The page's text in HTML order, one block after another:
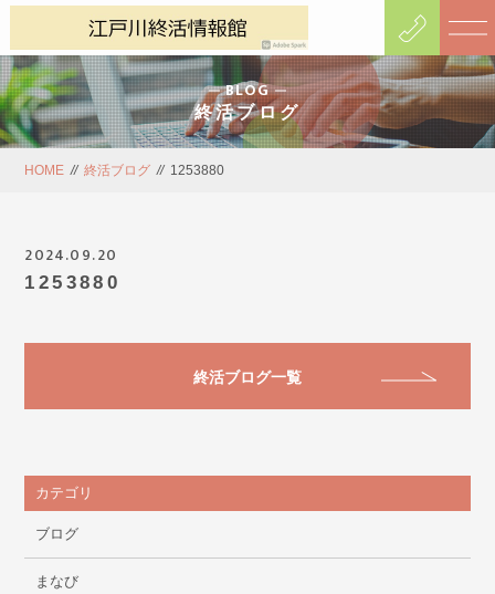
BLOG
終活ブログ
HOME // 終活ブログ // 1253880
2024.09.20
1253880
終活ブログ一覧
カテゴリ
ブログ
まなび